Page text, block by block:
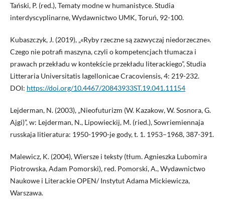
Tański, P. (red.), Tematy modne w humanistyce. Studia
interdyscyplinarne, Wydawnictwo UMK, Toruń, 92-100.
Kubaszczyk, J. (2019), „«Ryby rzeczne są zazwyczaj niedorzeczne».
Czego nie potrafi maszyna, czyli o kompetencjach tłumacza i
prawach przekładu w kontekście przekładu literackiego”, Studia
Litteraria Universitatis Iagellonicae Cracoviensis, 4: 219-232.
DOI: https://doi.org/10.4467/20843933ST.19.041.11154
Lejderman, N. (2003), „Nieofuturizm (W. Kazakow, W. Sosnora, G.
Ajgi)”, w: Lejderman, N., Lipowieckij, M. (ried.), Sowriemiennaja
russkaja litieratura: 1950-1990-je gody, t. 1. 1953–1968, 387-391.
Malewicz, K. (2004), Wiersze i teksty (tłum. Agnieszka Lubomira
Piotrowska, Adam Pomorski), red. Pomorski, A., Wydawnictwo
Naukowe i Literackie OPEN/ Instytut Adama Mickiewicza,
Warszawa.